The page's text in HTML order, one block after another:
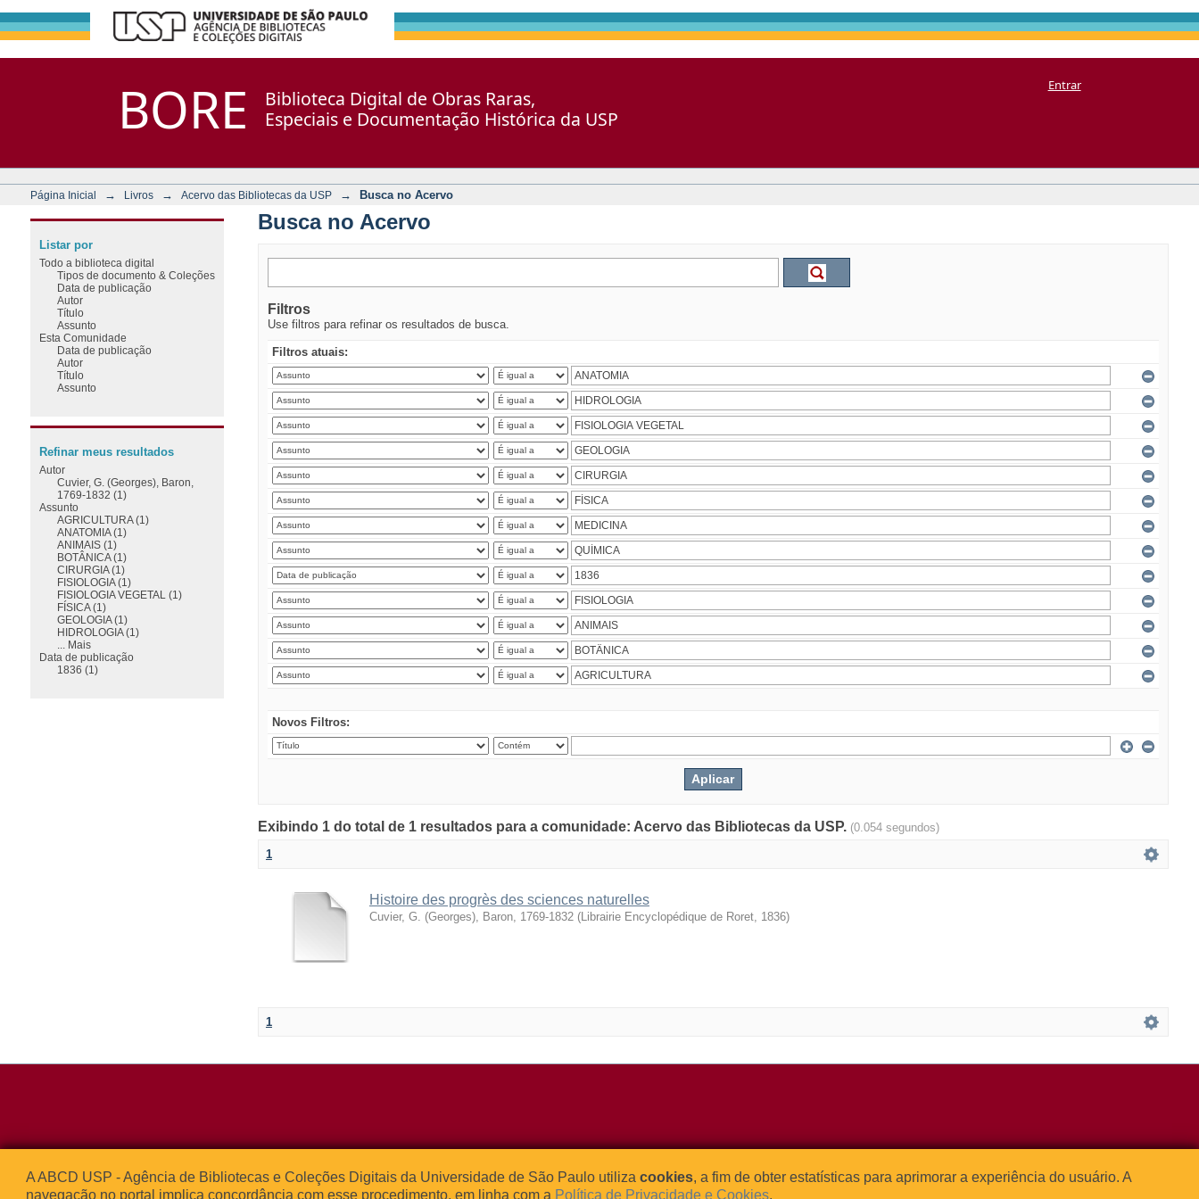
BORE
Biblioteca Digital de Obras Raras,
Especiais e Documentação Histórica da USP
Entrar
Página Inicial → Livros → Acervo das Bibliotecas da USP → Busca no Acervo
Busca no Acervo
Filtros
Use filtros para refinar os resultados de busca.
Filtros atuais:
Novos Filtros:
Exibindo 1 do total de 1 resultados para a comunidade: Acervo das Bibliotecas da USP. (0.054 segundos)
1
Histoire des progrès des sciences naturelles
Cuvier, G. (Georges), Baron, 1769-1832 (Librairie Encyclopédique de Roret, 1836)
1
Listar por
Todo a biblioteca digital
Tipos de documento & Coleções
Data de publicação
Autor
Título
Assunto
Esta Comunidade
Data de publicação
Autor
Título
Assunto
Refinar meus resultados
Autor
Cuvier, G. (Georges), Baron,
1769-1832 (1)
Assunto
AGRICULTURA (1)
ANATOMIA (1)
ANIMAIS (1)
BOTÂNICA (1)
CIRURGIA (1)
FISIOLOGIA (1)
FISIOLOGIA VEGETAL (1)
FÍSICA (1)
GEOLOGIA (1)
HIDROLOGIA (1)
... Mais
Data de publicação
1836 (1)
Rua da Praça do Relógio, 109 – Bloco L
05508-050 – Cidade Universitária
Tel: (0xx11) 3091-4195 / (0xx11) 3091-1541
Fax: (0xx11) 3091-1567
  
A ABCD USP - Agência de Bibliotecas e Coleções Digitais da Universidade de São Paulo utiliza cookies, a fim de obter estatísticas para aprimorar a experiência do usuário. A
navegação no portal implica concordância com esse procedimento, em linha com a Política de Privacidade e Cookies.